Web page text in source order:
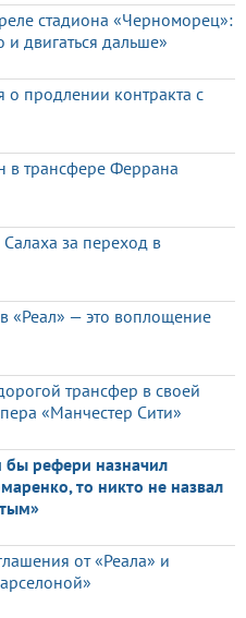
стадиона «Черноморец»:
двигаться дальше»
о продлении контракта с
в трансфере Феррана
за переход в
«Реал» — это воплощение
трансфер в своей
«Манчестер Сити»
рефери назначил
то никто не назвал
от «Реала» и